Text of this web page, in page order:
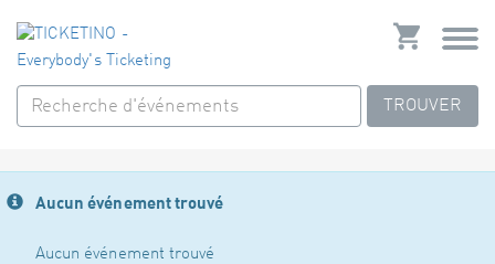
TROUVER
Aucun événement trouvé
Aucun événement trouvé